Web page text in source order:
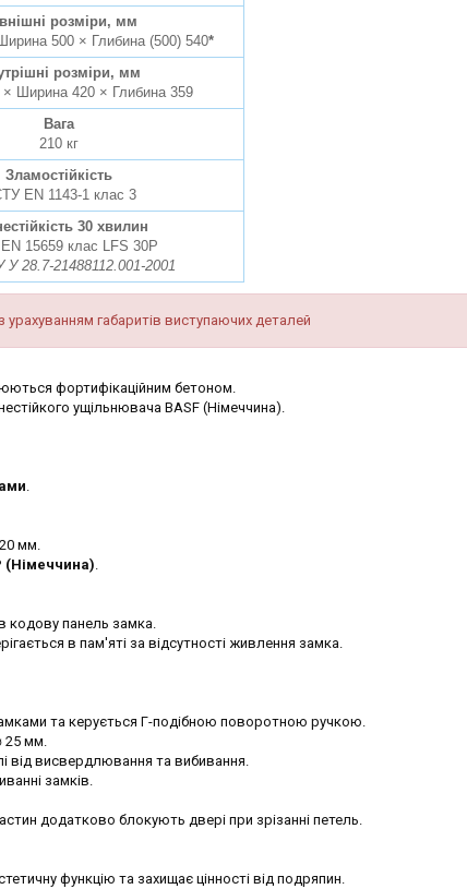
розміри, мм
500 × Глибина (500) 540*
розміри, мм
× Ширина 420 × Глибина 359
Вага
210 кг
Зламостійкість
EN 1143-1 клас 3
30 хвилин
15659 клас LFS 30P
У 28.7-21488112.001-2001
габаритів виступаючих деталей
фортифікаційним бетоном.
ущільнювача BASF (Німеччина).
.
мм.
(Німеччина).
кодову панель замка.
в пам'яті за відсутності живлення замка.
та керується Г-подібною поворотною ручкою.
25 мм.
від висвердлювання та вибивання.
замків.
додатково блокують двері при зрізанні петель.
функцію та захищає цінності від подряпин.